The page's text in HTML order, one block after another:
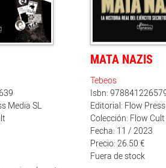
Media SL
MATA NAZIS
Tebeos
Isbn:
Editorial: Flow
Colección: Flow Cult
Fecha: 11 / 2023
Precio: 26.50 €
Fuera de stock